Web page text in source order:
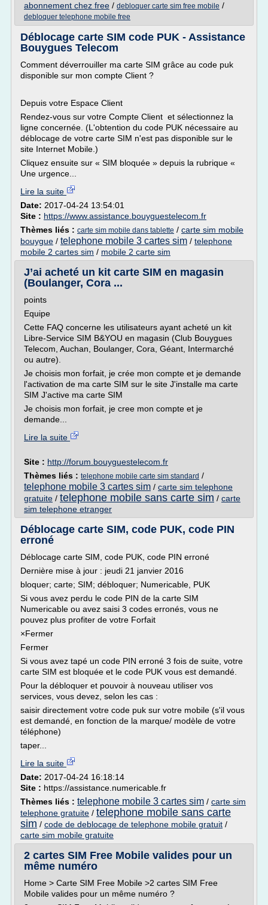
abonnement chez free / debloquer carte sim free mobile /
debloquer telephone mobile free
Déblocage carte SIM code PUK - Assistance
Bouygues Telecom
Comment déverrouiller ma carte SIM grâce au code puk
disponible sur mon compte Client ?
Depuis votre Espace Client
Rendez-vous sur votre Compte Client et sélectionnez la
ligne concernée. (L'obtention du code PUK nécessaire au
déblocage de votre carte SIM n'est pas disponible sur le
site Internet Mobile.)
Cliquez ensuite sur « SIM bloquée » depuis la rubrique «
Une urgence...
Lire la suite
Date: 2017-04-24 13:54:01
Site : https://www.assistance.bouyguestelecom.fr
Thèmes liés : carte sim mobile dans tablette / carte sim mobile
bouygue / telephone mobile 3 cartes sim / telephone
mobile 2 cartes sim / mobile 2 carte sim
J’ai acheté un kit carte SIM en magasin
(Boulanger, Cora ...
points
Equipe
Cette FAQ concerne les utilisateurs ayant acheté un kit
Libre-Service SIM B&YOU en magasin (Club Bouygues
Telecom, Auchan, Boulanger, Cora, Géant, Intermarché
ou autre).
Je choisis mon forfait, je crée mon compte et je demande
l'activation de ma carte SIM sur le site J'installe ma carte
SIM J'active ma carte SIM
Je choisis mon forfait, je cree mon compte et je
demande...
Lire la suite
Site : http://forum.bouyguestelecom.fr
Thèmes liés : telephone mobile carte sim standard /
telephone mobile 3 cartes sim / carte sim telephone
gratuite / telephone mobile sans carte sim / carte
sim telephone etranger
Déblocage carte SIM, code PUK, code PIN
erroné
Déblocage carte SIM, code PUK, code PIN erroné
Dernière mise à jour : jeudi 21 janvier 2016
bloquer; carte; SIM; débloquer; Numericable, PUK
Si vous avez perdu le code PIN de la carte SIM
Numericable ou avez saisi 3 codes erronés, vous ne
pouvez plus profiter de votre Forfait
×Fermer
Fermer
Si vous avez tapé un code PIN erroné 3 fois de suite, votre
carte SIM est bloquée et le code PUK vous est demandé.
Pour la débloquer et pouvoir à nouveau utiliser vos
services, vous devez, selon les cas :
saisir directement votre code puk sur votre mobile (s'il vous
est demandé, en fonction de la marque/ modèle de votre
téléphone)
taper...
Lire la suite
Date: 2017-04-24 16:18:14
Site : https://assistance.numericable.fr
Thèmes liés : telephone mobile 3 cartes sim / carte sim
telephone gratuite / telephone mobile sans carte
sim / code de deblocage de telephone mobile gratuit /
carte sim mobile gratuite
2 cartes SIM Free Mobile valides pour un
même numéro
Home > Carte SIM Free Mobile >2 cartes SIM Free
Mobile valides pour un même numéro ?